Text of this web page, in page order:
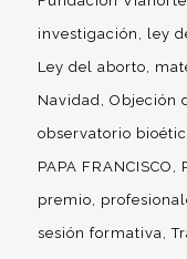
investigación
ley
Ley del aborto
Navidad Objeción
observatorio
PAPA FRANCISCO
premio
sesión formativa